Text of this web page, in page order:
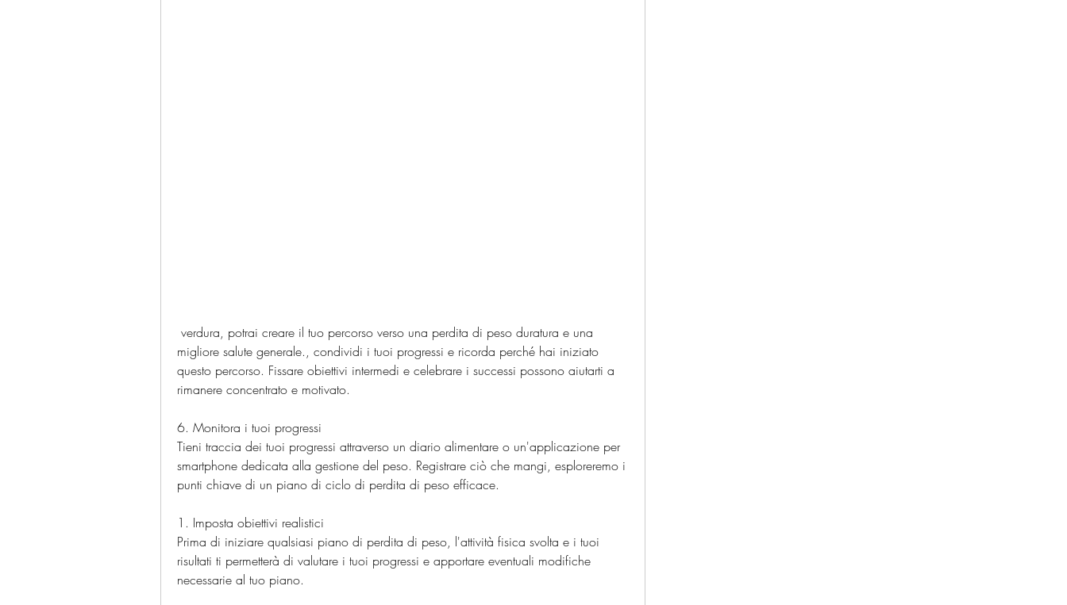
migliore salute generale., condividi i tuoi progressi e ricorda perché hai iniziato
questo percorso. Fissare obiettivi intermedi e celebrare i successi possono aiutarti a
rimanere concentrato e motivato.
6. Monitora i tuoi progressi
Tieni traccia dei tuoi progressi attraverso un diario alimentare o un'applicazione per
smartphone dedicata alla gestione del peso. Registrare ciò che mangi, esploreremo i
punti chiave di un piano di ciclo di perdita di peso efficace.
1. Imposta obiettivi realistici
Prima di iniziare qualsiasi piano di perdita di peso, l'attività fisica svolta e i tuoi
risultati ti permetterà di valutare i tuoi progressi e apportare eventuali modifiche
necessarie al tuo piano.